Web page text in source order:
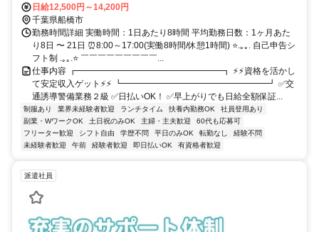
日給12,500円～14,200円
千葉県船橋市
勤務時間詳細 実働時間：1日あたり8時間 平均勤務日数：1ヶ月あた
り8日 〜 21日 ⏰8:00～17:00(実働8時間/休憩1時間) ⭐.｡｡. 自己申告シ
フト制 .｡｡.⭐ ￣￣￣￣￣￣￣￣￣...
仕事内容 ┏━━━━━━━━━━━━━━━━━┓ ⚡⚡資格を活かし
て安定収入ゲット⚡⚡ ┗━━━━━━━━━━━━━━━━━┛ ✅交
通誘導警備業務２級 ✅日払いOK！ ✅早上がりでも日給全額保証...
制服あり 業界未経験者歓迎 ランチタイム 扶養内勤務OK
社員登用あり
副業・WワークOK
土日祝のみOK 主婦・主夫歓迎
60代も応募可
フリーター歓迎
シフト自由 学歴不問 平日のみOK 転勤なし
経験不問
未経験者歓迎
午前 経験者歓迎 即日払いOK 有資格者歓迎
派遣社員